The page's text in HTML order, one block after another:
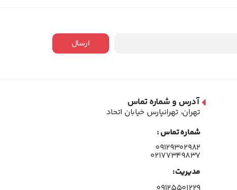
ارسال
آدرس و شماره تماس
تهران، تهرانپارس خیابان اتحاد
شماره تماس :
۰۹۱۲۹۳۰۲۹۸۲
۰۲۱۷۷۳۴۹۸۳۷
مدیریت: